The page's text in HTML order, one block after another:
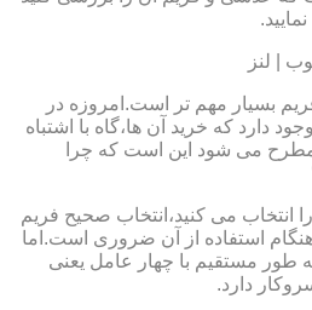
| لنز
بسیار مهم تر است.امروزه در
دارد که خرید آن ها،گاه با اشتباه
می شود این است که چرا
انتخاب می کنید،انتخاب صحیح فریم
استفاده از آن ضروری است.اما
طور مستقیم با چهار عامل یعنی
دارد.